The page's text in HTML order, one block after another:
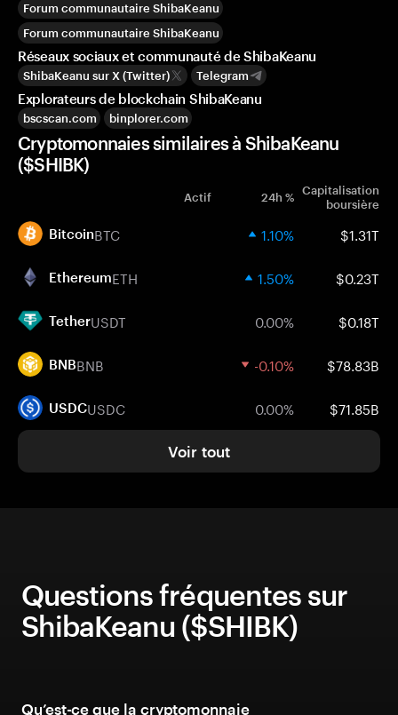
Forum communautaire ShibaKeanu
Forum communautaire ShibaKeanu
Réseaux sociaux et communauté de ShibaKeanu
ShibaKeanu sur X (Twitter) Telegram
Explorateurs de blockchain ShibaKeanu
bscscan.com binplorer.com
Cryptomonnaies similaires à ShibaKeanu
($SHIBK)
Actif 24h % Capitalisation
boursière
BitcoinBTC 1.10% $1.31T
EthereumETH 1.50% $0.23T
TetherUSDT 0.00% $0.18T
BNBBNB -0.10% $78.83B
USDCUSDC 0.00% $71.85B
Voir tout
Questions fréquentes sur
ShibaKeanu ($SHIBK)
Qu’est-ce que la cryptomonnaie